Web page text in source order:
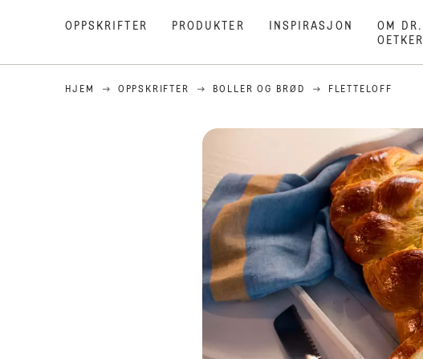
OPPSKRIFTER PRODUKTER INSPIRASJON
OM DR.
OETKER
HJEM OPPSKRIFTER BOLLER OG BRØD FLETTELOFF